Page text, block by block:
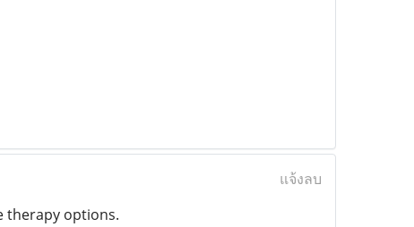
แจ้งลบ
therapy options.